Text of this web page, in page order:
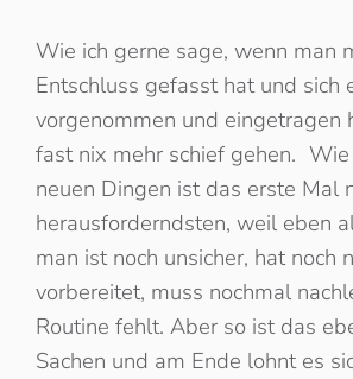
Wie ich gerne sage, wenn man
Entschluss gefasst hat und sich
vorgenommen und eingetragen
fast nix mehr schief gehen.
neuen Dingen ist das erste Mal
herausforderndsten, weil eben
man ist noch unsicher, hat noch
vorbereitet, muss nochmal
Routine fehlt. Aber so ist das
Sachen und am Ende lohnt es